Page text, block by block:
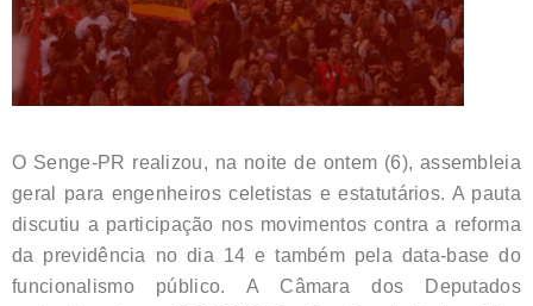
O Senge-PR realizou, na noite de ontem (6), assembleia
geral para engenheiros celetistas e estatutários. A pauta
discutiu a participação nos movimentos contra a reforma
da previdência no dia 14 e também pela data-base do
funcionalismo público. A Câmara dos Deputados